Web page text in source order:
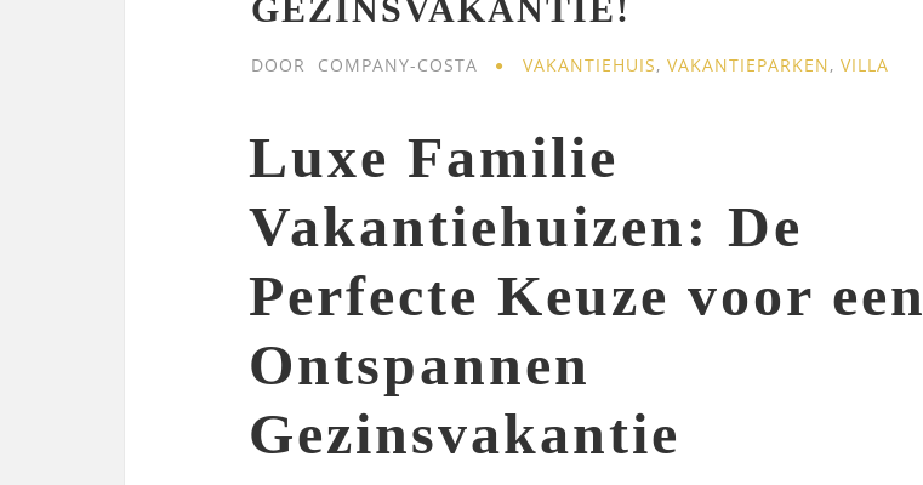
GEZINSVAKANTIE!
DOOR COMPANY-COSTA VAKANTIEHUIS,VAKANTIEPARKEN,VILLA
Luxe Familie
Vakantiehuizen: De
Perfecte Keuze voor een
Ontspannen
Gezinsvakantie